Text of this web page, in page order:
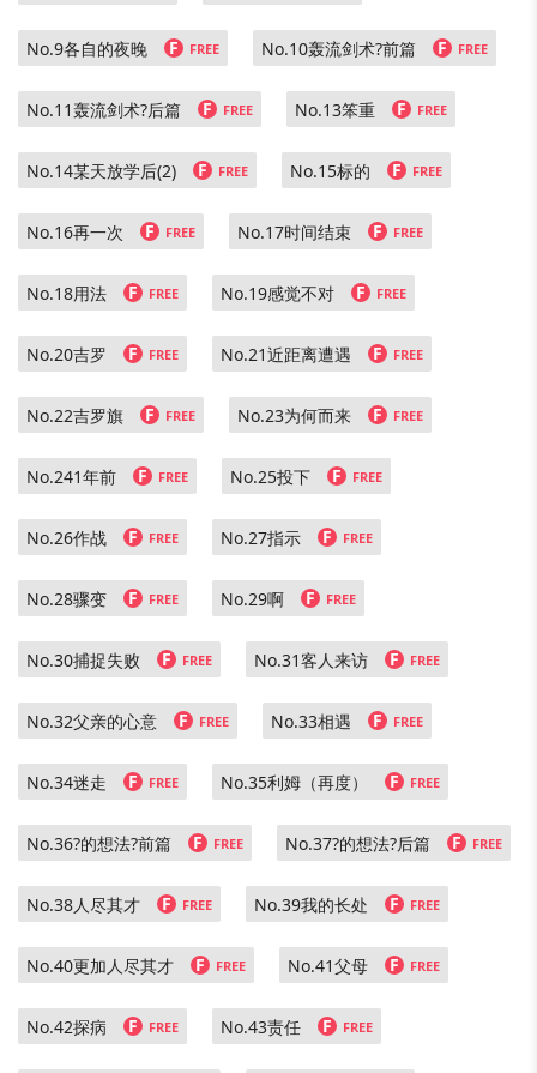
No.9各自的夜晚 F FREE No.10轰流剑术?前篇 F FREE
No.11轰流剑术?后篇 F FREE No.13笨重 F FREE
No.14某天放学后(2) F FREE No.15标的 F FREE
No.16再一次 F FREE No.17时间结束 F FREE
No.18用法 F FREE No.19感觉不对 F FREE
No.20吉罗 F FREE No.21近距离遭遇 F FREE
No.22吉罗旗 F FREE No.23为何而来 F FREE
No.241年前 F FREE No.25投下 F FREE
No.26作战 F FREE No.27指示 F FREE
No.28骤变 F FREE No.29啊 F FREE
No.30捕捉失败 F FREE No.31客人来访 F FREE
No.32父亲的心意 F FREE No.33相遇 F FREE
No.34迷走 F FREE No.35利姆（再度） F FREE
No.36?的想法?前篇 F FREE No.37?的想法?后篇 F FREE
No.38人尽其才 F FREE No.39我的长处 F FREE
No.40更加人尽其才 F FREE No.41父母 F FREE
No.42探病 F FREE No.43责任 F FREE